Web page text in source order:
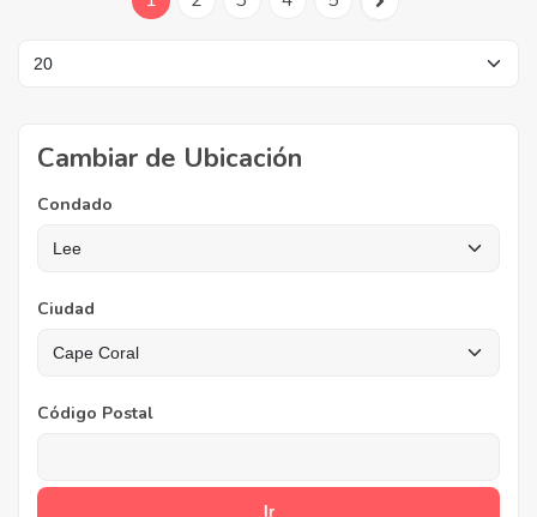
Cambiar de Ubicación
Condado
Ciudad
Código Postal